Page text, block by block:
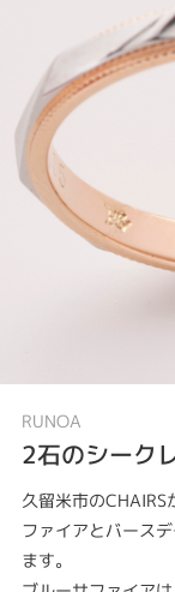
RUNOA
2石のシーク
久留米市の
ファイアとバース
ます。